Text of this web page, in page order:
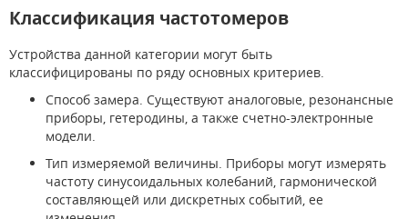
Классификация частотомеров
Устройства данной категории могут быть
классифицированы по ряду основных критериев.
Способ замера. Существуют аналоговые, резонансные
приборы, гетеродины, а также счетно-электронные
модели.
Тип измеряемой величины. Приборы могут измерять
частоту синусоидальных колебаний, гармонической
составляющей или дискретных событий, ее